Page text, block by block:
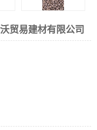
贸易建材有限公司